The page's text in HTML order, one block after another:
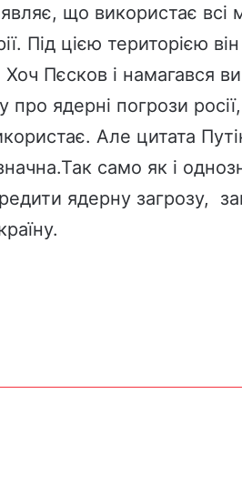
що використає всі
Під цією територією
Хоч Пєсков і намагався
ядерні погрози
Але цитата
само як і
ядерну загрозу,